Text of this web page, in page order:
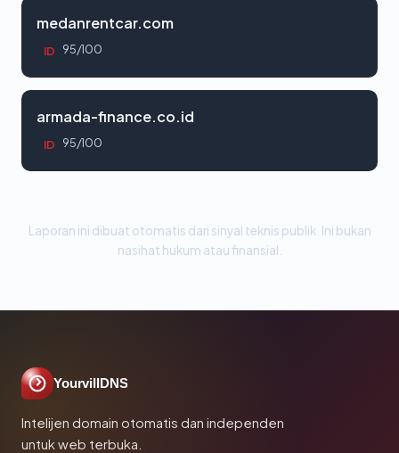
medanrentcar.com
ID 95/100
armada-finance.co.id
ID 95/100
Laporan ini dibuat otomatis dari sinyal teknis publik. Ini bukan
nasihat hukum atau finansial.
YourvillDNS
Intelijen domain otomatis dan independen
untuk web terbuka.